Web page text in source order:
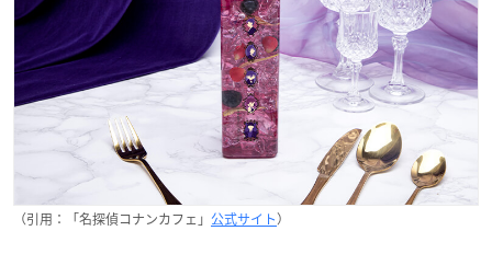
（引用：「名探偵コナンカフェ」 公式サイト）